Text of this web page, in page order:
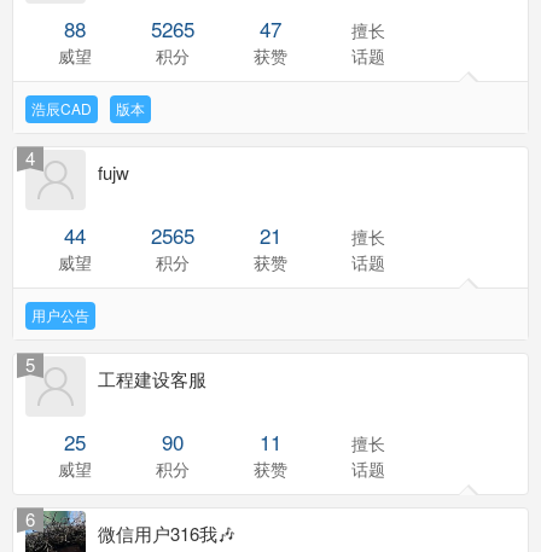
88
威望
5265
积分
47
获赞
擅长
话题
浩辰CAD 版本
fujw
4
44
威望
2565
积分
21
获赞
擅长
话题
用户公告
工程建设客服
5
25
威望
90
积分
11
获赞
擅长
话题
微信用户316我🎶
6